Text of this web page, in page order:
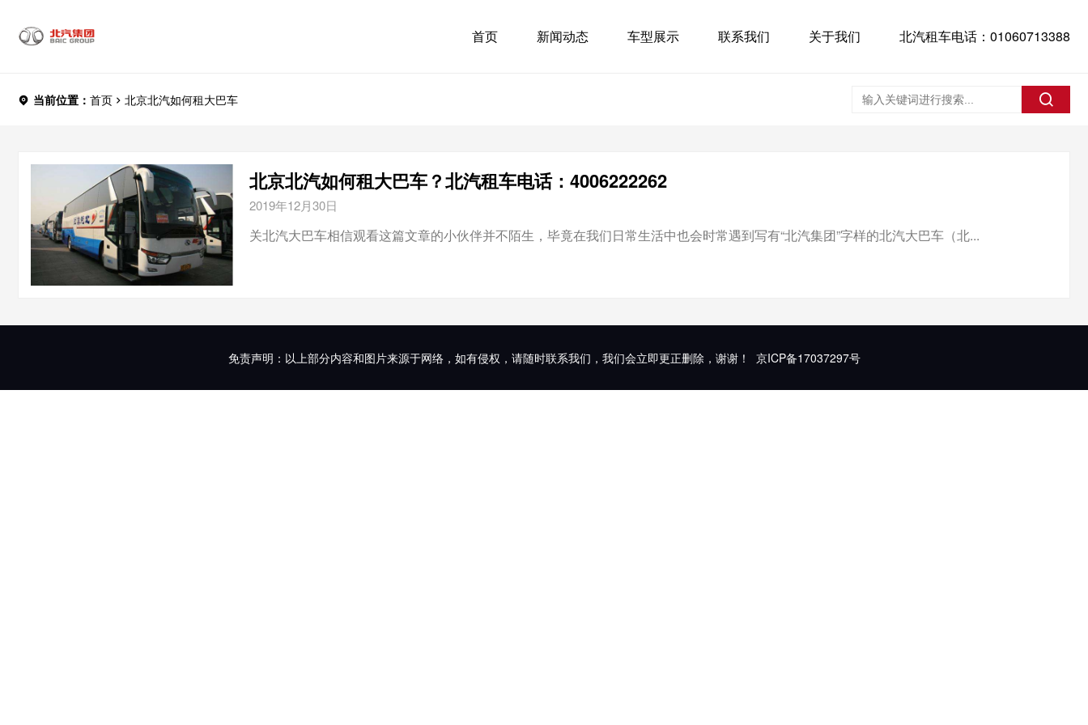
首页 新闻动态 车型展示 联系我们 关于我们 北汽租车电话：01060713388
当前位置： 首页 北京北汽如何租大巴车
北京北汽如何租大巴车？北汽租车电话：4006222262
2019年12月30日
关北汽大巴车相信观看这篇文章的小伙伴并不陌生，毕竟在我们日常生活中也会时常遇到写有“北汽集团”字样的北汽大巴车（北...
免责声明：以上部分内容和图片来源于网络，如有侵权，请随时联系我们，我们会立即更正删除，谢谢！ 京ICP备17037297号